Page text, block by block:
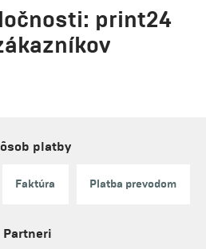
print24
platby
Faktúra Platba prevodom
Partneri